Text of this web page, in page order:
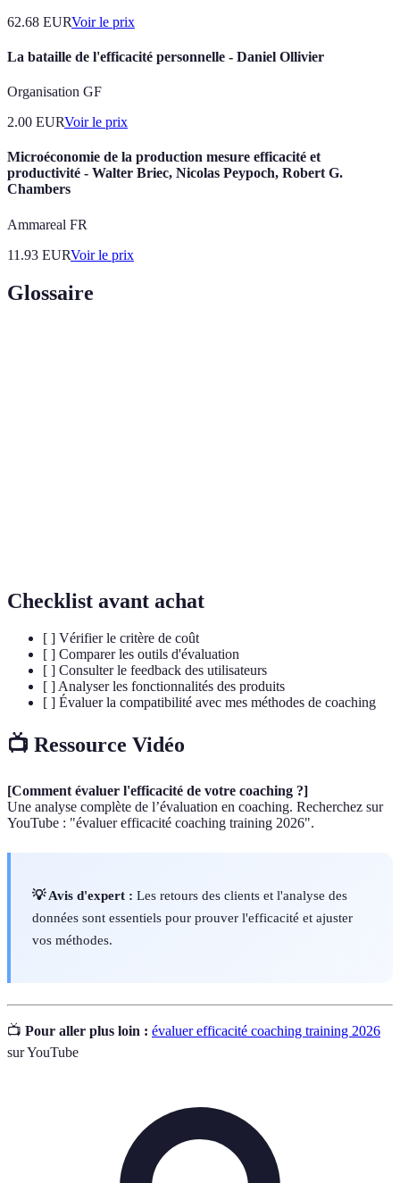
62.68 EURVoir le prix
La bataille de l'efficacité personnelle - Daniel Ollivier
Organisation GF
2.00 EURVoir le prix
Microéconomie de la production mesure efficacité et
productivité - Walter Briec, Nicolas Peypoch, Robert G.
Chambers
Ammareal FR
11.93 EURVoir le prix
Glossaire
Checklist avant achat
[ ] Vérifier le critère de coût
[ ] Comparer les outils d'évaluation
[ ] Consulter le feedback des utilisateurs
[ ] Analyser les fonctionnalités des produits
[ ] Évaluer la compatibilité avec mes méthodes de coaching
📺 Ressource Vidéo
[Comment évaluer l'efficacité de votre coaching ?]
Une analyse complète de l’évaluation en coaching. Recherchez sur
YouTube : "évaluer efficacité coaching training 2026".
💡 Avis d'expert : Les retours des clients et l'analyse des
données sont essentiels pour prouver l'efficacité et ajuster
vos méthodes.
📺 Pour aller plus loin : évaluer efficacité coaching training 2026
sur YouTube